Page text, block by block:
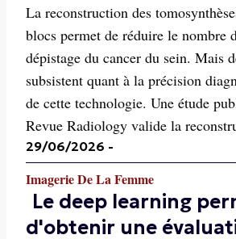
La reconstruction des
blocs permet de réduire le nombre
dépistage du cancer du sein. Mais
subsistent quant à la précision
de cette technologie. Une étude
Revue Radiology valide la
29/06/2026 -
Imagerie De La Femme
Le deep learning
d'obtenir une